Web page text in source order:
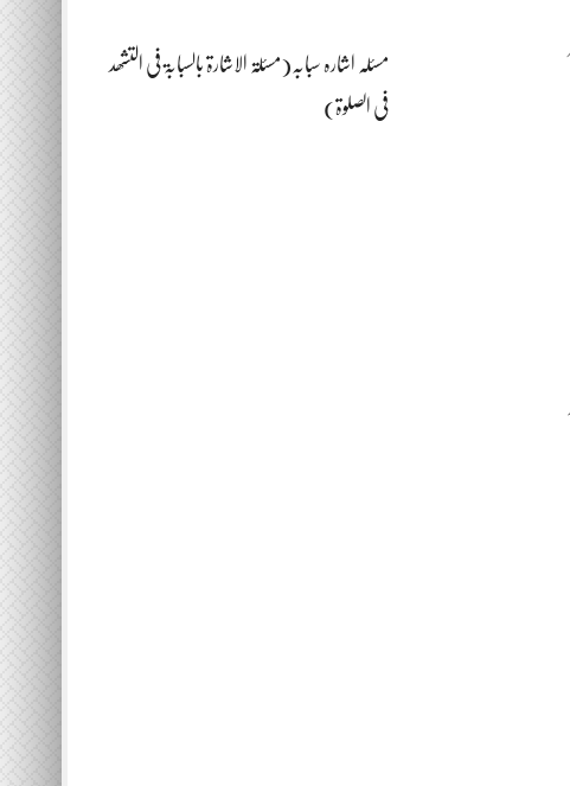
مسئلہ اشارہ سبابہ(مسئلۃ الاشارۃ بالسبابۃ فی التشھد
فی الصلوۃ)